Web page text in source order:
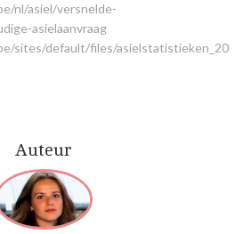
nl/asiel/versnelde-
asielaanvraag
sites/default/files/
Auteur